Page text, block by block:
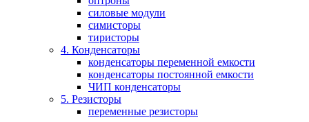
силовые модули
симисторы
тиристоры
4. Конденсаторы
конденсаторы переменной емкости
конденсаторы постоянной емкости
ЧИП конденсаторы
5. Резисторы
переменные резисторы